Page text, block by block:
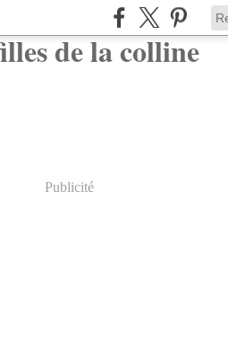
Publicité